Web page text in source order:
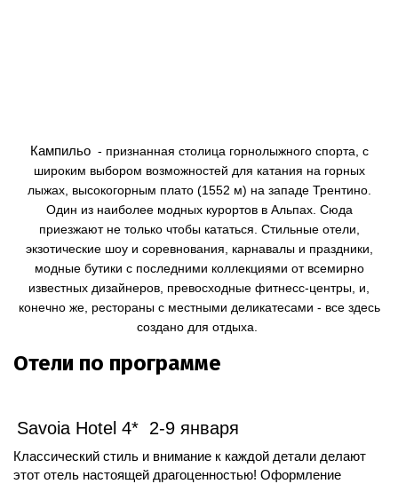
Кампильо - признанная столица горнолыжного спорта, с
широким выбором возможностей для катания на горных
лыжах, высокогорным плато (1552 м) на западе Трентино.
Один из наиболее модных курортов в Альпах. Сюда
приезжают не только чтобы кататься. Стильные отели,
экзотические шоу и соревнования, карнавалы и праздники,
модные бутики с последними коллекциями от всемирно
известных дизайнеров, превосходные фитнесс-центры, и,
конечно же, рестораны с местными деликатесами - все здесь
создано для отдыха.
Отели по программе
Savoia Hotel 4* 2-9 января
Классический стиль и внимание к каждой детали делают
этот отель настоящей драгоценностью! Оформление